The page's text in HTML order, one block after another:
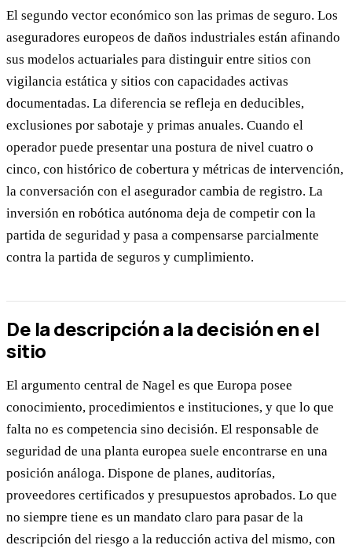
El segundo vector económico son las primas de seguro. Los
aseguradores europeos de daños industriales están afinando
sus modelos actuariales para distinguir entre sitios con
vigilancia estática y sitios con capacidades activas
documentadas. La diferencia se refleja en deducibles,
exclusiones por sabotaje y primas anuales. Cuando el
operador puede presentar una postura de nivel cuatro o
cinco, con histórico de cobertura y métricas de intervención,
la conversación con el asegurador cambia de registro. La
inversión en robótica autónoma deja de competir con la
partida de seguridad y pasa a compensarse parcialmente
contra la partida de seguros y cumplimiento.
De la descripción a la decisión en el
sitio
El argumento central de Nagel es que Europa posee
conocimiento, procedimientos e instituciones, y que lo que
falta no es competencia sino decisión. El responsable de
seguridad de una planta europea suele encontrarse en una
posición análoga. Dispone de planes, auditorías,
proveedores certificados y presupuestos aprobados. Lo que
no siempre tiene es un mandato claro para pasar de la
descripción del riesgo a la reducción activa del mismo, con